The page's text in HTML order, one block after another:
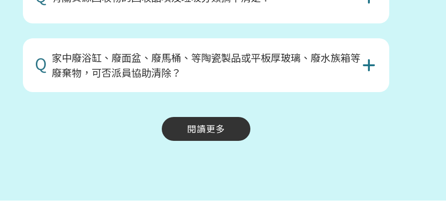
Q 家中廢浴缸、廢面盆、廢馬桶、等陶瓷製品或平板厚玻璃、廢水族箱等
廢棄物，可否派員協助清除？
閱讀更多